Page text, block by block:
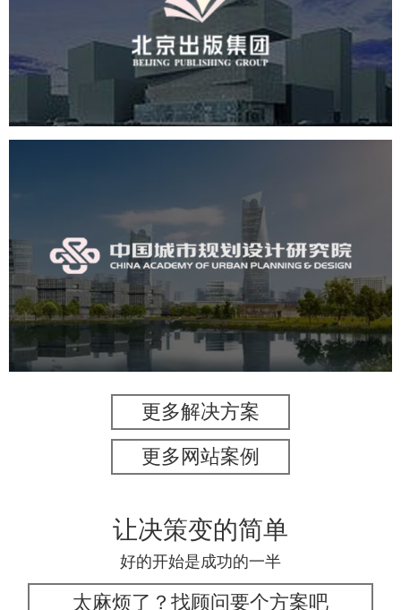
文化艺术 集团官网 品牌官网
集团网站建设
集团网站建设公司
网站建设
中国城市规划设计研究院
机构组织 国企 品牌官网 网站建设 网站设计
更多解决方案
更多网站案例
让决策变的简单
好的开始是成功的一半
太麻烦了？找顾问要个方案吧